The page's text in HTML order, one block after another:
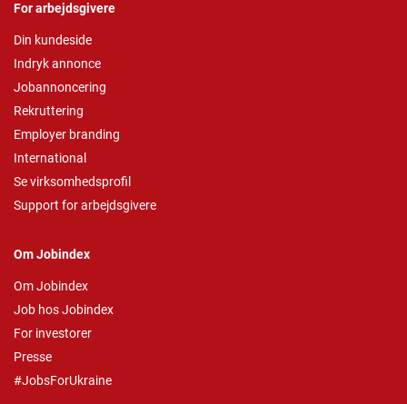
For arbejdsgivere
Din kundeside
Indryk annonce
Jobannoncering
Rekruttering
Employer branding
International
Se virksomhedsprofil
Support for arbejdsgivere
Om Jobindex
Om Jobindex
Job hos Jobindex
For investorer
Presse
#JobsForUkraine